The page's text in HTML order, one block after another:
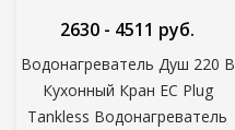
Водонагреватель Душ 220 В
Кухонный Кран ЕС Plug
Tankless Водонагреватель
2630 - 4511 руб.